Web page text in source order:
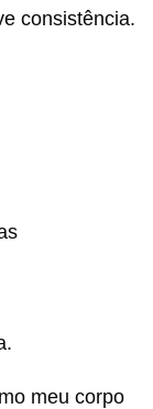
consistência.
meu corpo